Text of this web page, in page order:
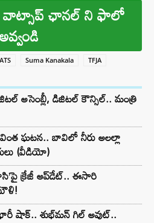
ఛానల్ ని ఫాలో
Suma Kanakala TFJA
అసెంబ్లీ, డిజిటల్ కౌన్సిల్.. మంత్రి
ఘటన.. బావిలో నీరు అలల్లా
(వీడియో)
క్రేజీ అప్‌డేట్.. ఈసారి
షాక్.. శుభ్‌మన్ గిల్ అవుట్..